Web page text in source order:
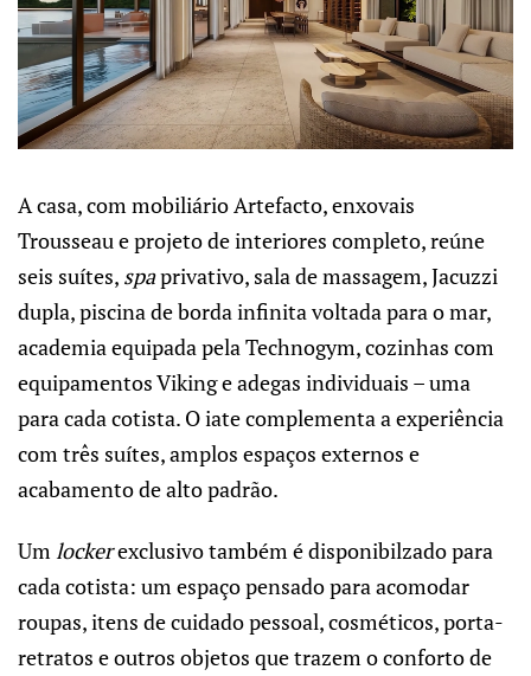
A casa, com mobiliário Artefacto, enxovais
Trousseau e projeto de interiores completo, reúne
seis suítes, spaprivativo, sala de massagem, Jacuzzi
dupla, piscina de borda infinita voltada para o mar,
academia equipada pela Technogym, cozinhas com
equipamentos Viking e adegas individuais – uma
para cada cotista. O iate complementa a experiência
com três suítes, amplos espaços externos e
acabamento de alto padrão.
Umlockerexclusivo também é disponibilzado para
cada cotista: um espaço pensado para acomodar
roupas, itens de cuidado pessoal, cosméticos, porta-
retratos e outros objetos que trazem o conforto de